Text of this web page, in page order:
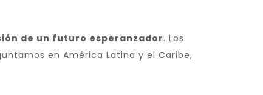
de un futuro esperanzador. Los
en América Latina y el Caribe,